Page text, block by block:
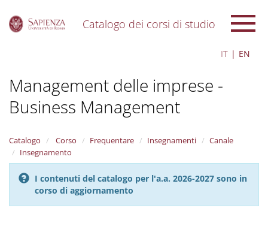
Catalogo dei corsi di studio
IT EN
Management delle imprese -
Business Management
Catalogo Corso Frequentare Insegnamenti
Canale
Insegnamento
I contenuti del catalogo per l'a.a. 2026-2027 sono in
corso di aggiornamento